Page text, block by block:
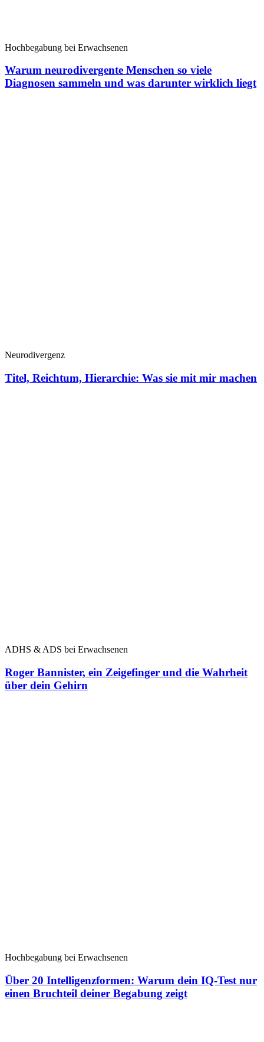
Hochbegabung bei Erwachsenen
Warum neurodivergente Menschen so viele
Diagnosen sammeln und was darunter wirklich liegt
Neurodivergenz
Titel, Reichtum, Hierarchie: Was sie mit mir machen
ADHS & ADS bei Erwachsenen
Roger Bannister, ein Zeigefinger und die Wahrheit
über dein Gehirn
Hochbegabung bei Erwachsenen
Über 20 Intelligenzformen: Warum dein IQ-Test nur
einen Bruchteil deiner Begabung zeigt